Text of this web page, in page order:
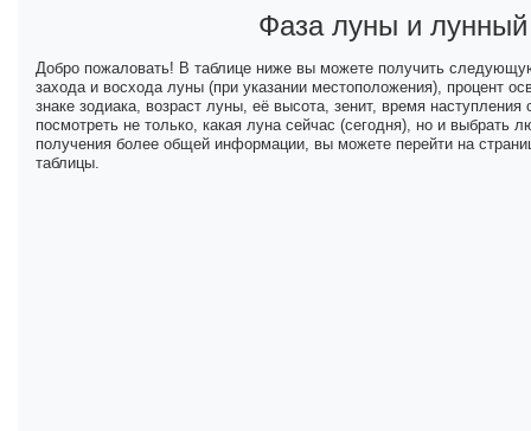
Фаза луны и
Добро пожаловать! В таблице ниже вы можете получить
захода и восхода луны (при указании местоположения), процент
знаке зодиака, возраст луны, её высота, зенит, время
посмотреть не только, какая луна сейчас (сегодня), но и
получения более общей информации, вы можете перейти на
таблицы.